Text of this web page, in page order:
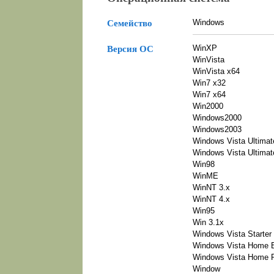
Семейство Windows
Версия ОС
WinXP
WinVista
WinVista x64
Win7 x32
Win7 x64
Win2000
Windows2000
Windows2003
Windows Vista
Windows Vista
Win98
WinME
WinNT 3.x
WinNT 4.x
Win95
Win 3.1x
Windows Vista Starter
Windows Vista Home
Windows Vista Home
Window